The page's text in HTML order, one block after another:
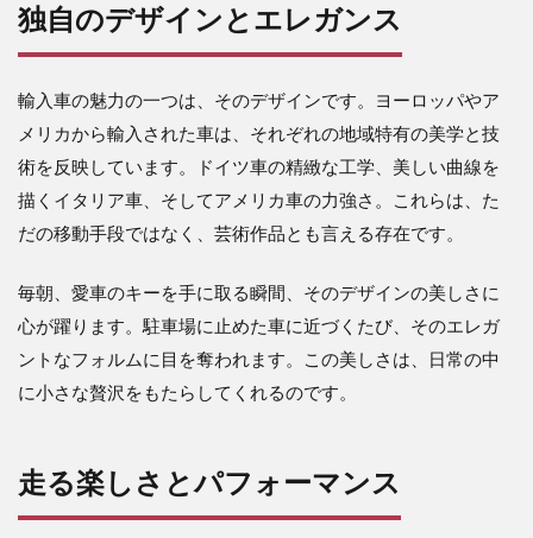
独自のデザインとエレガンス
輸入車の魅力の一つは、そのデザインです。ヨーロッパやア
メリカから輸入された車は、それぞれの地域特有の美学と技
術を反映しています。ドイツ車の精緻な工学、美しい曲線を
描くイタリア車、そしてアメリカ車の力強さ。これらは、た
だの移動手段ではなく、芸術作品とも言える存在です。
毎朝、愛車のキーを手に取る瞬間、そのデザインの美しさに
心が躍ります。駐車場に止めた車に近づくたび、そのエレガ
ントなフォルムに目を奪われます。この美しさは、日常の中
に小さな贅沢をもたらしてくれるのです。
走る楽しさとパフォーマンス